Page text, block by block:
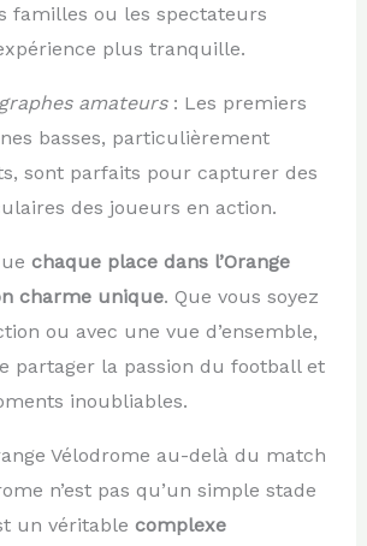
familles ou les spectateurs
plus tranquille.
amateurs: Les premiers
basses, particulièrement
sont parfaits pour capturer des
des joueurs en action.
chaque place dans l’Orange
charme unique. Que vous soyez
ou avec une vue d’ensemble,
partager la passion du football et
inoubliables.
Vélodrome au-delà du match
n’est pas qu’un simple stade
un véritable complexe